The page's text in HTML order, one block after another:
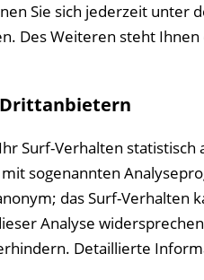
Sie sich jederzeit unter
Des Weiteren steht
Drittanbietern
Surf-Verhalten
sogenannten
das Surf-Verhalten
Analyse
Detaillierte